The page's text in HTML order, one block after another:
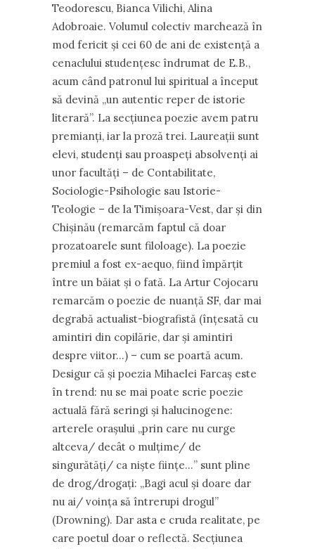
Teodorescu, Bianca Vilichi, Alina
Adobroaie. Volumul colectiv marchează în
mod fericit şi cei 60 de ani de existenţă a
cenaclului studenţesc îndrumat de E.B.,
acum când patronul lui spiritual a început
să devină „un autentic reper de istorie
literară”. La secţiunea poezie avem patru
premianţi, iar la proză trei. Laureaţii sunt
elevi, studenţi sau proaspeţi absolvenţi ai
unor facultăţi – de Contabilitate,
Sociologie-Psihologie sau Istorie-
Teologie – de la Timişoara-Vest, dar şi din
Chişinău (remarcăm faptul că doar
prozatoarele sunt filoloage). La poezie
premiul a fost ex-aequo, fiind împărţit
între un băiat şi o fată. La Artur Cojocaru
remarcăm o poezie de nuanţă SF, dar mai
degrabă actualist-biografistă (înţesată cu
amintiri din copilărie, dar şi amintiri
despre viitor…) – cum se poartă acum.
Desigur că şi poezia Mihaelei Farcaş este
în trend: nu se mai poate scrie poezie
actuală fără seringi şi halucinogene:
arterele oraşului „prin care nu curge
altceva/ decât o mulţime/ de
singurătăţi/ ca nişte fiinţe…” sunt pline
de drog/drogaţi: „Bagi acul şi doare dar
nu ai/ voinţa să întrerupi drogul”
(Drowning). Dar asta e cruda realitate, pe
care poetul doar o reflectă. Secţiunea